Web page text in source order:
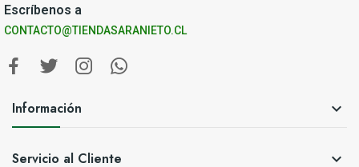
Escríbenos a
CONTACTO@TIENDASARANIETO.CL
Información 
Servicio al Cliente 